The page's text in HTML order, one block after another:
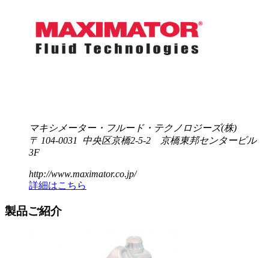
マキシメーター・フルード・テクノロジーズ(株)
〒 104-0031 中央区京橋2-5-2 京橋東邦センタービル
3F
http://www.maximator.co.jp/
詳細はこちら
製品ご紹介